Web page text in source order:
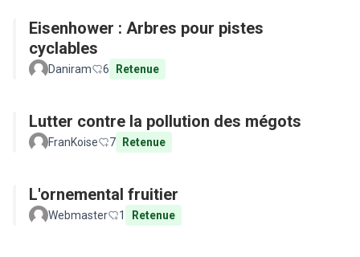
Eisenhower : Arbres pour pistes
cyclables
Daniram 6 Retenue
Lutter contre la pollution des mégots
FranKoise 7 Retenue
L'ornemental fruitier
Webmaster 1 Retenue